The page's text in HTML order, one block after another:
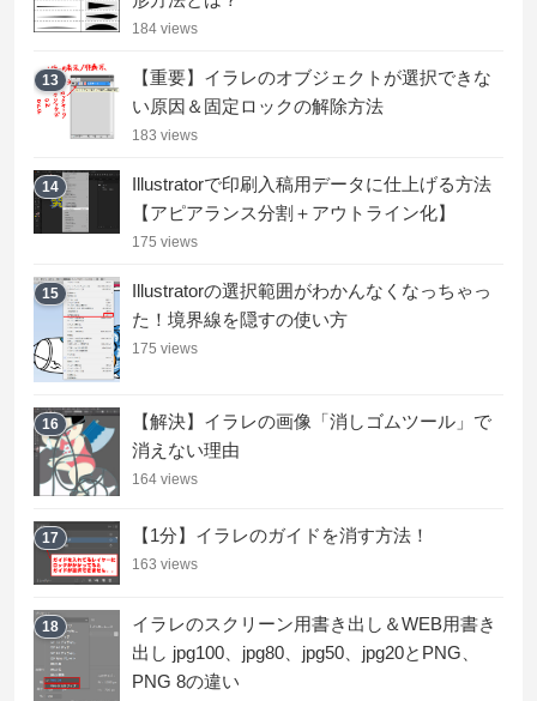
184 views
13
【重要】イラレのオブジェクトが選択できな
い原因＆固定ロックの解除方法
183 views
14
Illustratorで印刷入稿用データに仕上げる方法
【アピアランス分割＋アウトライン化】
175 views
15
Illustratorの選択範囲がわかんなくなっちゃっ
た！境界線を隠すの使い方
175 views
16
【解決】イラレの画像「消しゴムツール」で
消えない理由
164 views
17 【1分】イラレのガイドを消す方法！
163 views
18
イラレのスクリーン用書き出し＆WEB用書き
出し jpg100、jpg80、jpg50、jpg20とPNG、
PNG 8の違い